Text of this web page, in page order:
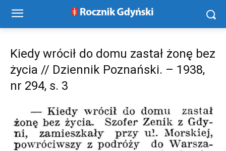
Kiedy wrócił do domu zastał żonę bez
życia // Dziennik Poznański. – 1938,
nr 294, s. 3